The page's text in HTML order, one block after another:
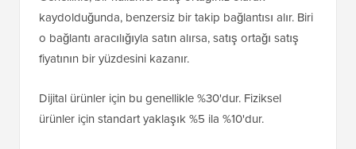
kaydolduğunda, benzersiz bir takip bağlantısı alır. Biri
o bağlantı aracılığıyla satın alırsa, satış ortağı satış
fiyatının bir yüzdesini kazanır.
Dijital ürünler için bu genellikle %30'dur. Fiziksel
ürünler için standart yaklaşık %5 ila %10'dur.